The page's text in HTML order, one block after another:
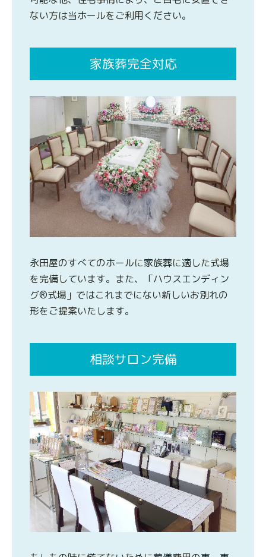
ない方は当ホールをご利用ください。
家族葬完全対応
永田屋のすべてのホールに家族葬に適した式場
を完備しています。また、「ハウスエンディン
グ®式場」ではこれまでにない新しいお別れの
形をご提案いたします。
相談サロン完備